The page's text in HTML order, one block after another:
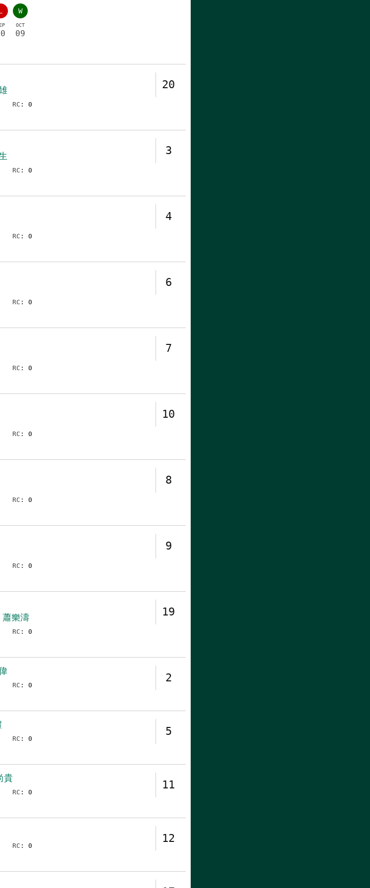
W
OCT
09
20
RC : 0
3
RC : 0
4
RC : 0
6
RC : 0
7
RC : 0
10
RC : 0
8
RC : 0
9
RC : 0
19
樂濤
RC : 0
2
RC : 0
5
RC : 0
11
貴
RC : 0
12
RC : 0